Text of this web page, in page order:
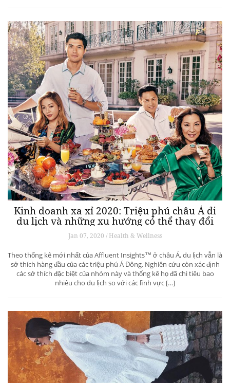
Kinh doanh xa xỉ 2020: Triệu phú châu Á đi
du lịch và những xu hướng có thể thay đổi
ngành du lịch thượng lưu
Jan 07, 2020 / Health & Wellness
Theo thống kê mới nhất của Affluent Insights™ ở châu Á, du lịch vẫn là
sở thích hàng đầu của các triệu phú Á Đông. Nghiên cứu còn xác định
các sở thích đặc biệt của nhóm này và thống kê họ đã chi tiêu bao
nhiêu cho du lịch so với các lĩnh vực […]